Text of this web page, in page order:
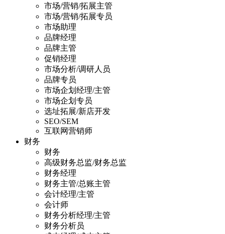
市场/营销/拓展主管
市场/营销/拓展专员
市场助理
品牌经理
品牌主管
促销经理
市场分析/调研人员
品牌专员
市场企划经理/主管
市场企划专员
选址拓展/新店开发
SEO/SEM
互联网营销师
财务
财务
高级财务总监/财务总监
财务经理
财务主管/总账主管
会计经理/主管
会计师
财务分析经理/主管
财务分析员